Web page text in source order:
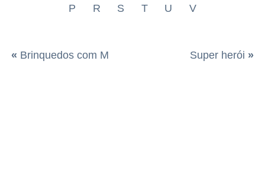
P
R S T U V
« Brinquedos com M Super herói »